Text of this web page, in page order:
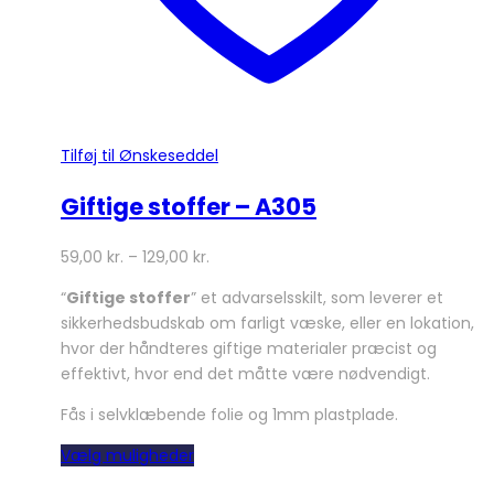
Tilføj til Ønskeseddel
Giftige stoffer – A305
59,00 kr. – 129,00 kr.
“Giftige stoffer” et advarselsskilt, som leverer et
sikkerhedsbudskab om farligt væske, eller en lokation,
hvor der håndteres giftige materialer præcist og
effektivt, hvor end det måtte være nødvendigt.
Fås i selvklæbende folie og 1mm plastplade.
Vælg mulighederDette